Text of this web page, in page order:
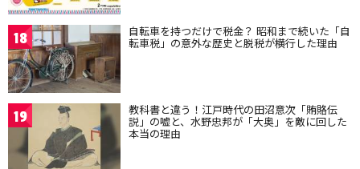
18 自転車を持つだけで税金？ 昭和まで続いた「自
転車税」の意外な歴史と脱税が横行した理由
19 教科書と違う！江戸時代の田沼意次「賄賂伝
説」の嘘と、水野忠邦が「大奥」を敵に回した
本当の理由